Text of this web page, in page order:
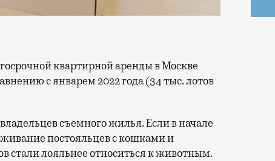
с январем 2022 года (34 тыс. лотов
съемного жилья. Если в начале
постояльцев с кошками и
стали лояльнее относиться к животным.